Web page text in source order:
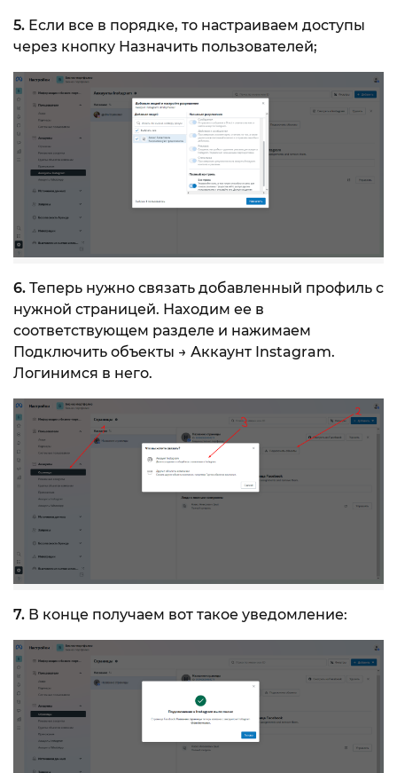
5. Если все в порядке, то настраиваем доступы
через кнопку Назначить пользователей;
6. Теперь нужно связать добавленный профиль с
нужной страницей. Находим ее в
соответствующем разделе и нажимаем
Подключить объекты → Аккаунт Instagram.
Логинимся в него.
7. В конце получаем вот такое уведомление: